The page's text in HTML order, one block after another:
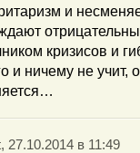
и
кризисов и
и ничему не учит,
27.10.2014 в 11:49